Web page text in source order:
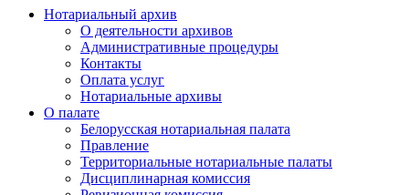
Нотариальный архив
О деятельности архивов
Административные процедуры
Контакты
Оплата услуг
Нотариальные архивы
О палате
Белорусская нотариальная палата
Правление
Территориальные нотариальные палаты
Дисциплинарная комиссия